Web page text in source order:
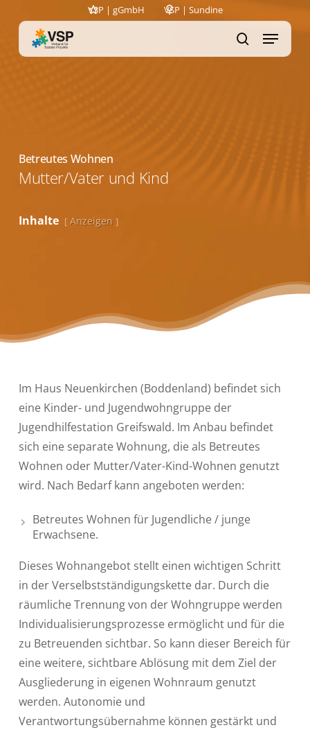
main
VSP | gGmbH VSP | Sundine
search
Menu
Betreutes Wohnen
Mutter/Vater und Kind
Inhalte Anzeigen
Im Haus Neuenkirchen (Boddenland) befindet sich
eine Kinder- und Jugendwohngruppe der
Jugendhilfestation Greifswald. Im Anbau befindet
sich eine separate Wohnung, die als Betreutes
Wohnen oder Mutter/Vater-Kind-Wohnen genutzt
wird. Nach Bedarf kann angeboten werden:
Betreutes Wohnen für Jugendliche / junge
Erwachsene.
Dieses Wohnangebot stellt einen wichtigen Schritt
in der Verselbstständigungskette dar. Durch die
räumliche Trennung von der Wohngruppe werden
Individualisierungsprozesse ermöglicht und für die
zu Betreuenden sichtbar. So kann dieser Bereich für
eine weitere, sichtbare Ablösung mit dem Ziel der
Ausgliederung in eigenen Wohnraum genutzt
werden. Autonomie und
Verantwortungsübernahme können gestärkt und